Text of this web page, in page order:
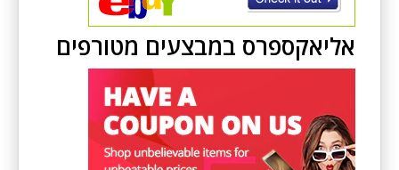
אליאקספרס במבצעים מטורפים